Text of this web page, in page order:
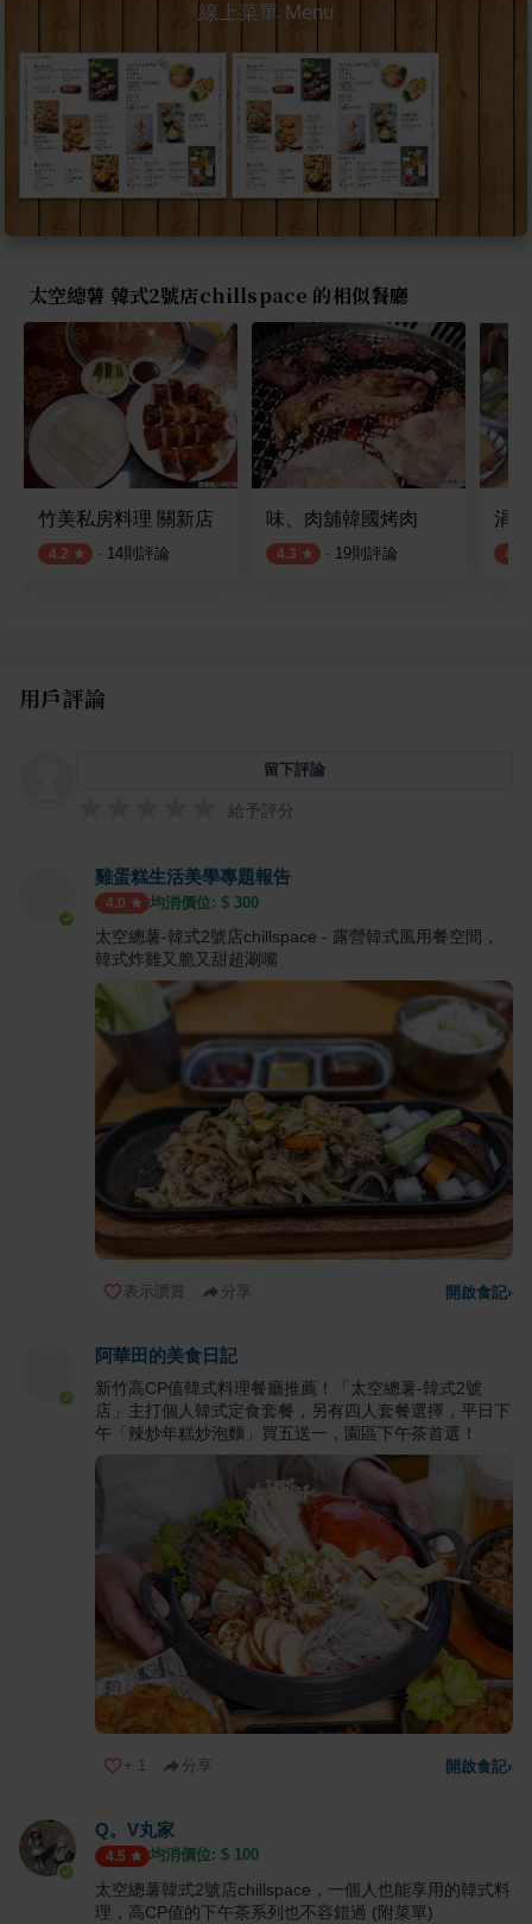
線上菜單 Menu
太空總薯 韓式2號店chillspace 的相似餐廳
竹美私房料理 關新店
4.2 · 14則評論
味、肉舖韓國烤肉
4.3 · 19則評論
涓
4.2
用戶評論
留下評論
給予評分
雞蛋糕生活美學專題報告
4.0 均消價位: $ 300
太空總薯-韓式2號店chillspace - 露營韓式風用餐空間，
韓式炸雞又脆又甜超涮嘴
表示讚賞 分享 開啟食記›
阿華田的美食日記
新竹高CP值韓式料理餐廳推薦！「太空總薯-韓式2號
店」主打個人韓式定食套餐，另有四人套餐選擇，平日下
午「辣炒年糕炒泡麵」買五送一，園區下午茶首選！
+ 1 分享 開啟食記›
Q。V丸家
4.5 均消價位: $ 100
太空總薯韓式2號店chillspace，一個人也能享用的韓式料
理，高CP值的下午茶系列也不容錯過 (附菜單)